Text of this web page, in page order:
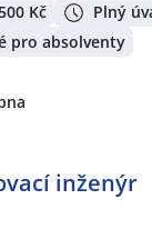
Kč
Plný
pro absolventy
inženýr